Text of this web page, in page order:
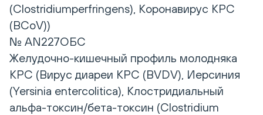
(Clostridiumperfringens), Коронавирус КРС
(BCoV))
№ AN227ОБС
Желудочно-кишечный профиль молодняка
КРС (Вирус диареи КРС (BVDV), Иерсиния
(Yersinia entercolitica), Клостридиальный
альфа-токсин/бета-токсин (Clostridium